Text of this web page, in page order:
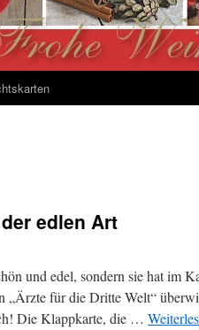
edlen Art
und edel, sondern sie hat im
„Ärzte für die Dritte Welt“
Die Klappkarte, die …